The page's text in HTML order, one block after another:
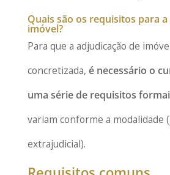
Quais são os requisitos para
imóvel?
Para que a adjudicação de
concretizada, é necessário o
uma série de requisitos
variam conforme a modalidade
extrajudicial).